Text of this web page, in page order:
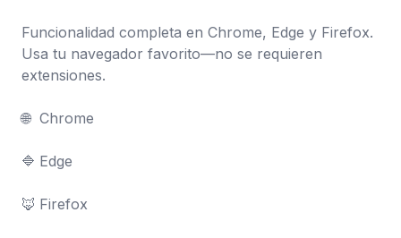
Funcionalidad completa en Chrome, Edge y Firefox.
Usa tu navegador favorito—no se requieren
extensiones.
🌐	Chrome
🔷	Edge
🦊	Firefox